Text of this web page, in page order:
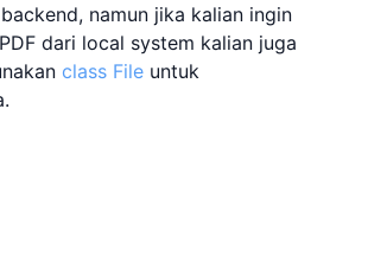
namun jika kalian ingin
dari local system kalian juga
class File untuk